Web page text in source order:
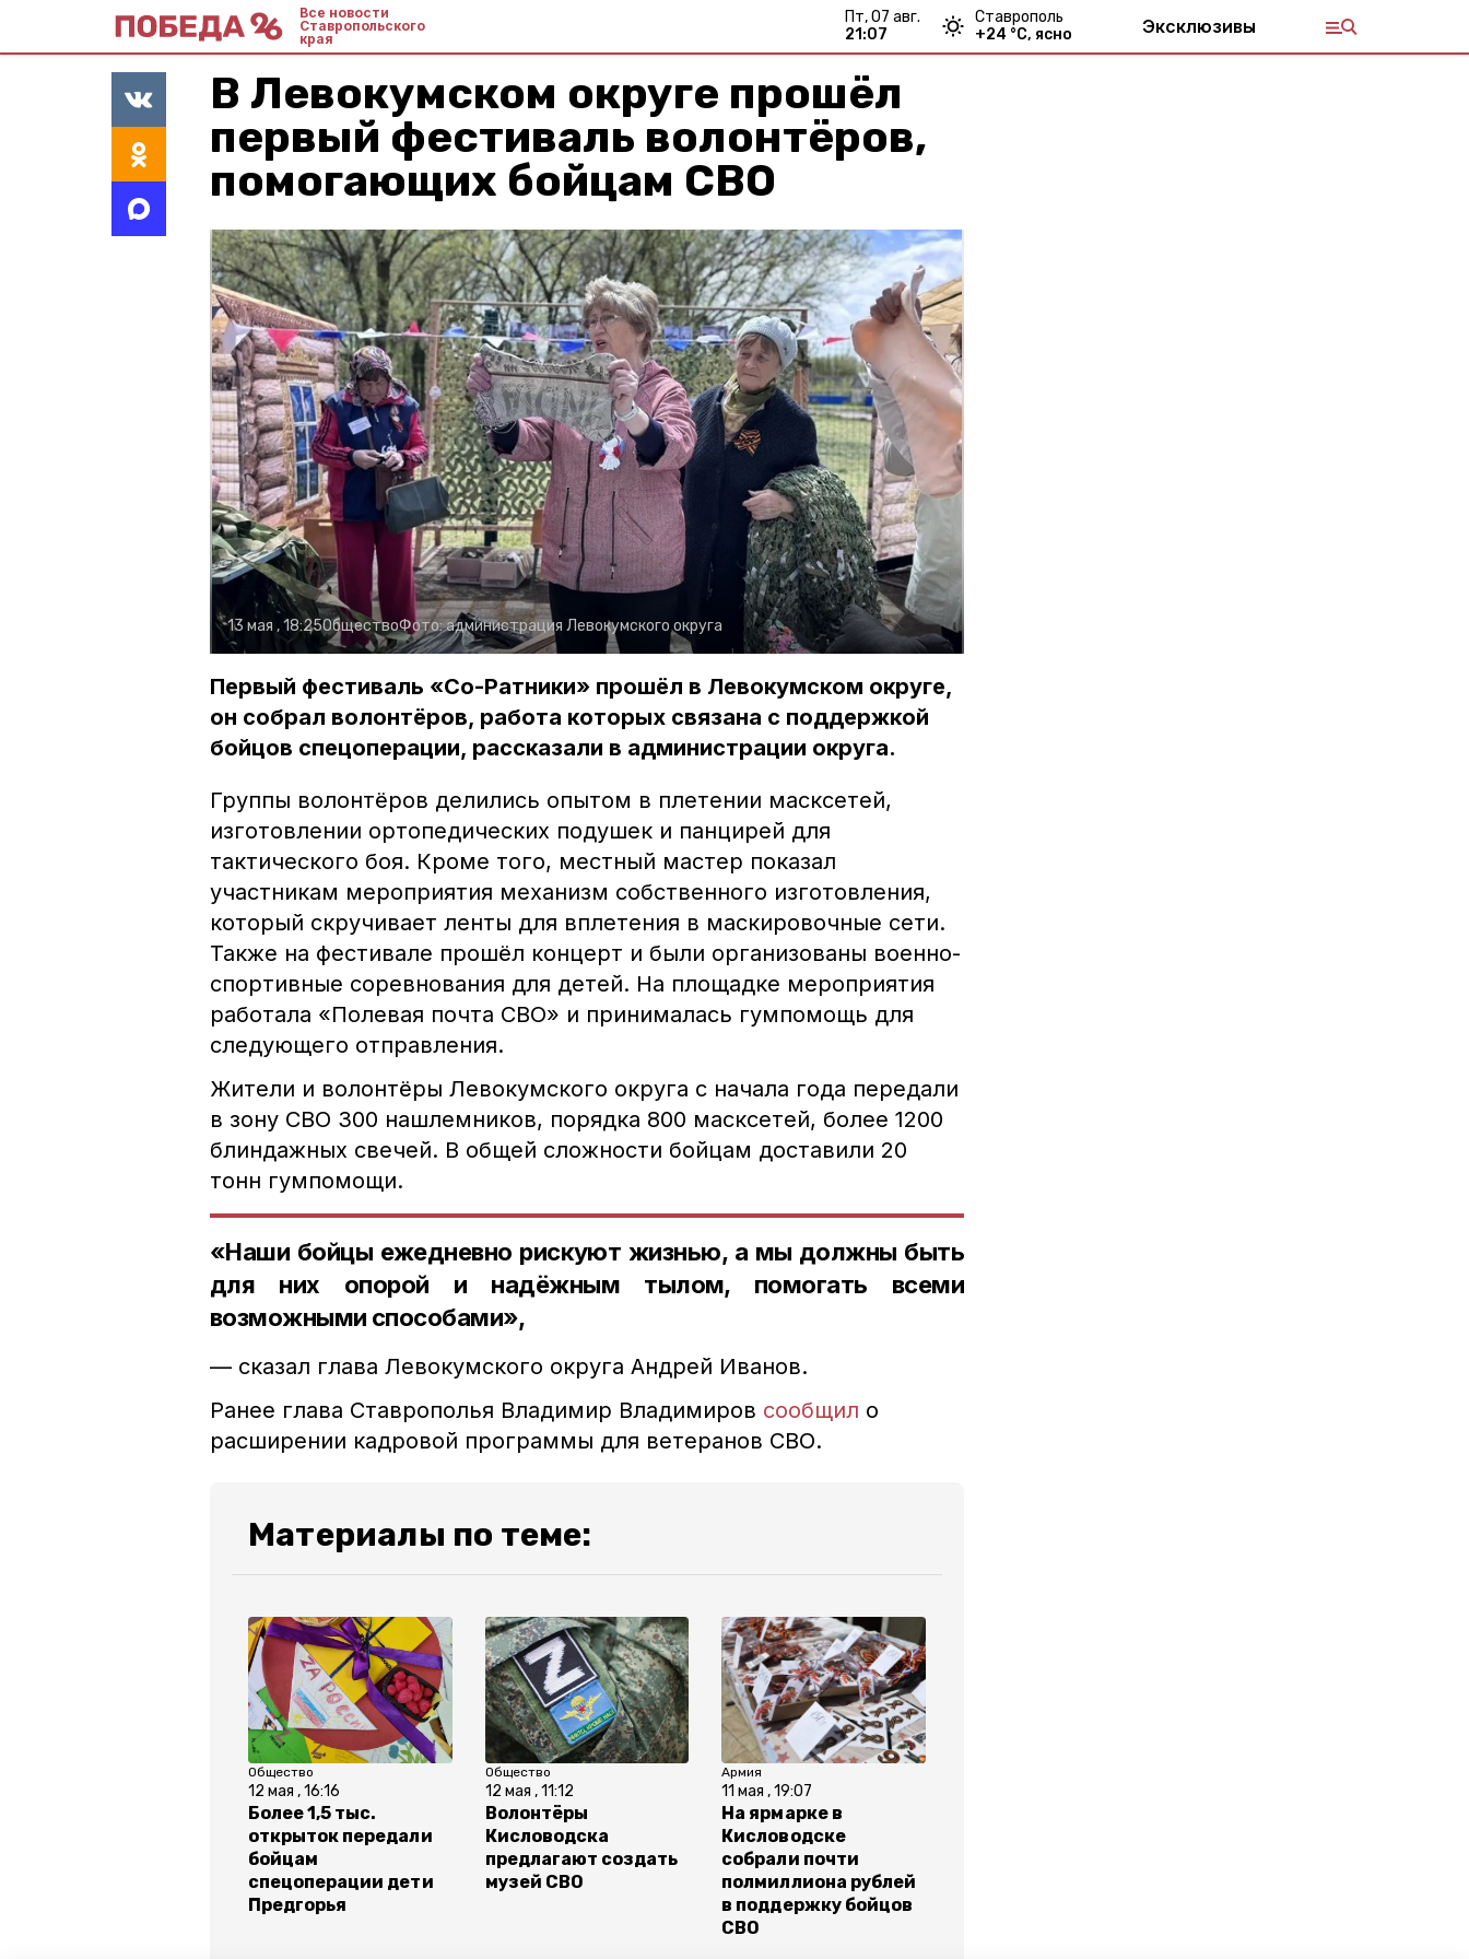
Все новости
Ставропольского
края
пт, 07 авг.
21:07
Ставрополь
+24 °С, ясно Эксклюзивы
В Левокумском округе прошёл
первый фестиваль волонтёров,
помогающих бойцам СВО
13 мая , 18:25ОбществоФото:администрация Левокумского округа
Первый фестиваль «Со-Ратники» прошёл в Левокумском округе,
он собрал волонтёров, работа которых связана с поддержкой
бойцов спецоперации, рассказали в администрации округа.
Группы волонтёров делились опытом в плетении масксетей,
изготовлении ортопедических подушек и панцирей для
тактического боя. Кроме того, местный мастер показал
участникам мероприятия механизм собственного изготовления,
который скручивает ленты для вплетения в маскировочные сети.
Также на фестивале прошёл концерт и были организованы военно-
спортивные соревнования для детей. На площадке мероприятия
работала «Полевая почта СВО» и принималась гумпомощь для
следующего отправления.
Жители и волонтёры Левокумского округа с начала года передали
в зону СВО 300 нашлемников, порядка 800 масксетей, более 1200
блиндажных свечей. В общей сложности бойцам доставили 20
тонн гумпомощи.
«Наши бойцы ежедневно рискуют жизнью, а мы должны быть
для них опорой и надёжным тылом, помогать всеми
возможными способами»,
— сказал глава Левокумского округа Андрей Иванов.
Ранее глава Ставрополья Владимир Владимиров сообщил о
расширении кадровой программы для ветеранов СВО.
Материалы по теме:
Общество
12 мая , 16:16
Более 1,5 тыс.
открыток передали
бойцам
спецоперации дети
Предгорья
Общество
12 мая , 11:12
Волонтёры
Кисловодска
предлагают создать
музей СВО
Армия
11 мая , 19:07
На ярмарке в
Кисловодске
собрали почти
полмиллиона рублей
в поддержку бойцов
СВО